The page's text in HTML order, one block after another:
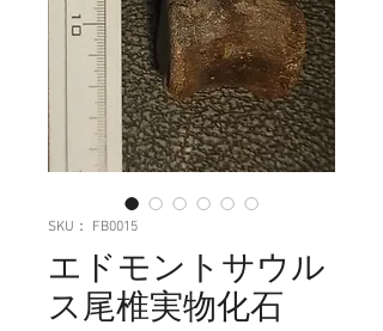
SKU： FB0015
エドモントサウル
ス尾椎実物化石